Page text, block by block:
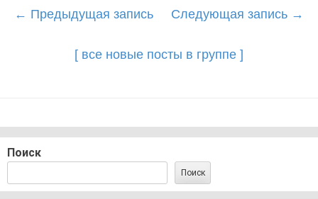
Post
← Предыдущая запись Следующая запись →
[ все новые посты в группе ]
Поиск
Поиск